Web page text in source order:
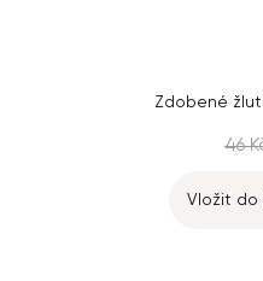
Zdobené
46
Vložit do